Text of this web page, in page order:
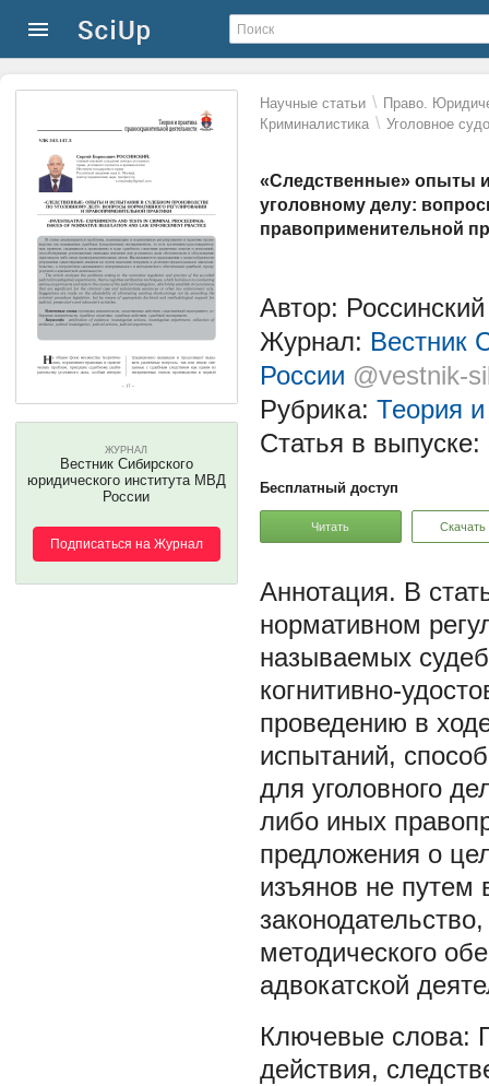
Научные статьи \ Право.
Криминалистика \ Уголовное
«Следственные» опыты
уголовному делу:
правоприменительной
ЖУРНАЛ
Вестник Сибирского
юридического института МВД
России
Подписаться на Журнал
Автор:
Журнал: Вестник
России @vestnik-
Рубрика: Теория и
Статья в выпуске:
Бесплатный доступ
Читать Скачать
В
нормативном
называемых
когнитивно-
проведению в
испытаний,
для уголовного
либо иных
предложения о
изъянов не путем
методического
адвокатской
действия,